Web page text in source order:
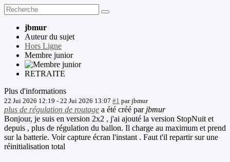
jbmur
Auteur du sujet
Hors Ligne
Membre junior
RETRAITE
Plus d'informations
22 Jui 2026 12:19 - 22 Jui 2026 13:07 #1 parjbmur
plus de régulation de routage a été créé par jbmur
Bonjour, je suis en version 2x2 , j'ai ajouté la version StopNuit et
depuis , plus de régulation du ballon. Il charge au maximum et prend
sur la batterie. Voir capture écran l'instant . Faut t'il repartir sur une
réinitialisation total